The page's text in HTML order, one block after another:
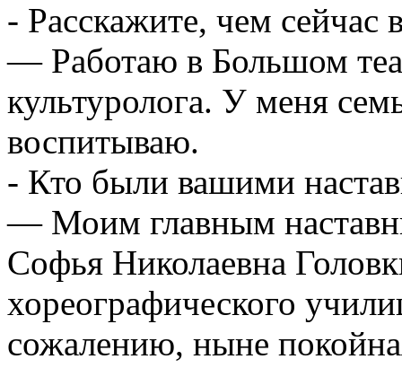
- Расскажите, чем сейчас
— Работаю в Большом
культуролога. У меня
воспитываю.
- Кто были вашими
— Моим главным
Софья Николаевна
хореографического
сожалению, ныне